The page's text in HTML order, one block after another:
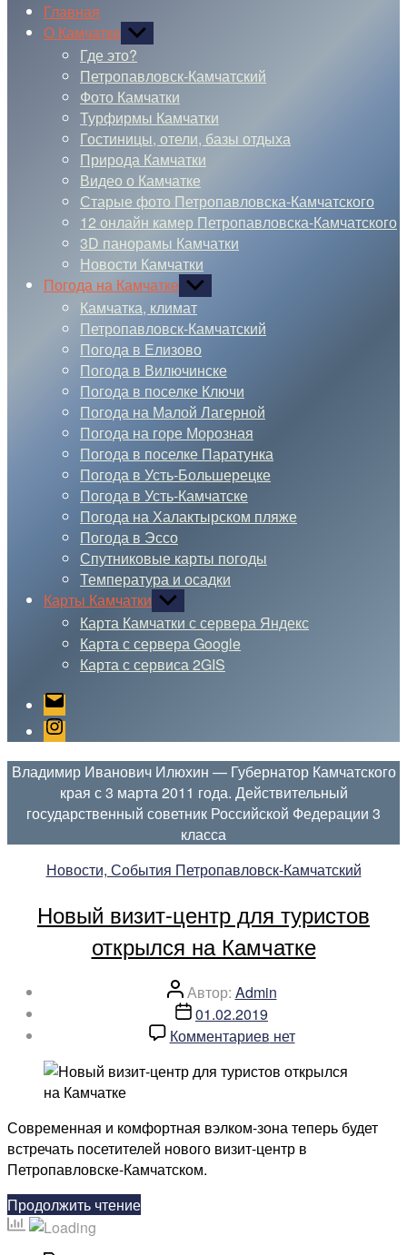
Главная
О Камчатке Показывать
подменю
Где это?
Петропавловск-Камчатский
Фото Камчатки
Турфирмы Камчатки
Гостиницы, отели, базы отдыха
Природа Камчатки
Видео о Камчатке
Старые фото Петропавловска-Камчатского
12 онлайн камер Петропавловска-Камчатского
3D панорамы Камчатки
Новости Камчатки
Погода на Камчатке Показывать
подменю
Камчатка, климат
Петропавловск-Камчатский
Погода в Елизово
Погода в Вилючинске
Погода в поселке Ключи
Погода на Малой Лагерной
Погода на горе Морозная
Погода в поселке Паратунка
Погода в Усть-Большерецке
Погода в Усть-Камчатске
Погода на Халактырском пляже
Погода в Эссо
Спутниковые карты погоды
Температура и осадки
Карты Камчатки Показывать
подменю
Карта Камчатки с сервера Яндекс
Карта с сервера Google
Карта с сервиса 2GIS
Email
Instagram
Владимир Иванович Илюхин — Губернатор Камчатского
края с 3 марта 2011 года. Действительный
государственный советник Российской Федерации 3
класса
Рубрики
Новости, События Петропавловск-Камчатский
Новый визит-центр для туристов
открылся на Камчатке
Автор
записи
Автор: Admin
Дата
записи
01.02.2019
Комментариевк
Новый
для
туристов
нет
Современная и комфортная вэлком-зона теперь будет
встречать посетителей нового визит-центр в
Петропавловске-Камчатском.
Продолжить чтение«Новый